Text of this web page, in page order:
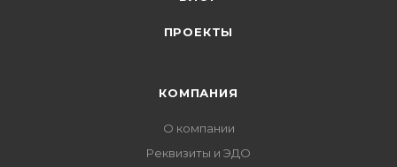
ПРОЕКТЫ
КОМПАНИЯ
О компании
Реквизиты и ЭДО